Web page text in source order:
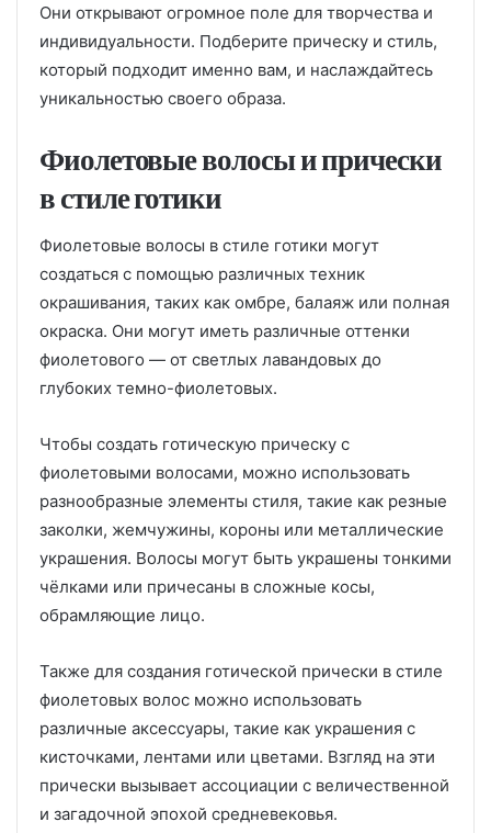
Они открывают огромное поле для творчества и
индивидуальности. Подберите прическу и стиль,
который подходит именно вам, и наслаждайтесь
уникальностью своего образа.
Фиолетовые волосы и прически
в стиле готики
Фиолетовые волосы в стиле готики могут
создаться с помощью различных техник
окрашивания, таких как омбре, балаяж или полная
окраска. Они могут иметь различные оттенки
фиолетового — от светлых лавандовых до
глубоких темно-фиолетовых.
Чтобы создать готическую прическу с
фиолетовыми волосами, можно использовать
разнообразные элементы стиля, такие как резные
заколки, жемчужины, короны или металлические
украшения. Волосы могут быть украшены тонкими
чёлками или причесаны в сложные косы,
обрамляющие лицо.
Также для создания готической прически в стиле
фиолетовых волос можно использовать
различные аксессуары, такие как украшения с
кисточками, лентами или цветами. Взгляд на эти
прически вызывает ассоциации с величественной
и загадочной эпохой средневековья.